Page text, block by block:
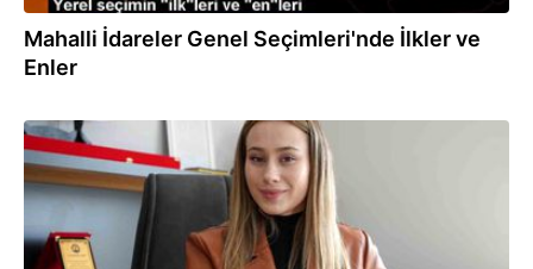
Mahalli İdareler Genel Seçimleri'nde İlkler ve
Enler
02.04.2024